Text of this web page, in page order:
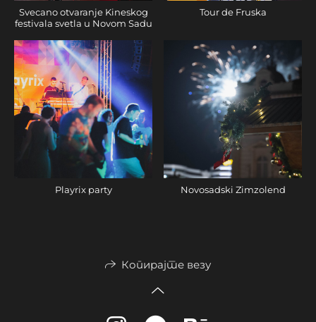
Svecano otvaranje Kineskog
festivala svetla u Novom Sadu
Tour de Fruska
Playrix party Novosadski Zimzolend
Копирајте везу